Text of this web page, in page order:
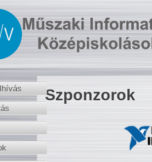
Szponzorok